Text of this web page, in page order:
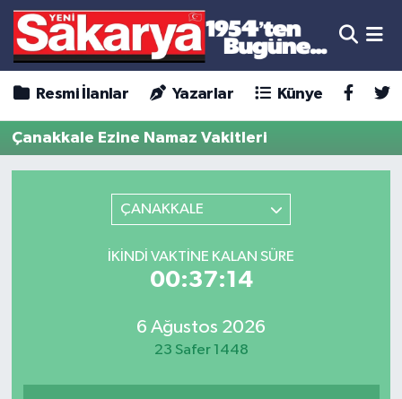
Resmi İlanlar Yazarlar Künye
Çanakkale Ezine Namaz Vakitleri
ÇANAKKALE
İKINDI VAKTINE KALAN SÜRE
00:37:14
6 Ağustos 2026
23 Safer 1448